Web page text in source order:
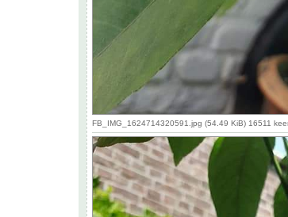
FB_IMG_1624714320591.jpg (54.49 KiB) 16511